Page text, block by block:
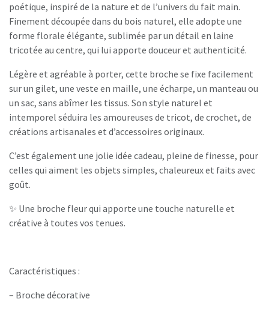
poétique, inspiré de la nature et de l’univers du fait main.
Finement découpée dans du bois naturel, elle adopte une
forme florale élégante, sublimée par un détail en laine
tricotée au centre, qui lui apporte douceur et authenticité.
Légère et agréable à porter, cette broche se fixe facilement
sur un gilet, une veste en maille, une écharpe, un manteau ou
un sac, sans abîmer les tissus. Son style naturel et
intemporel séduira les amoureuses de tricot, de crochet, de
créations artisanales et d’accessoires originaux.
C’est également une jolie idée cadeau, pleine de finesse, pour
celles qui aiment les objets simples, chaleureux et faits avec
goût.
✨ Une broche fleur qui apporte une touche naturelle et
créative à toutes vos tenues.
Caractéristiques :
– Broche décorative